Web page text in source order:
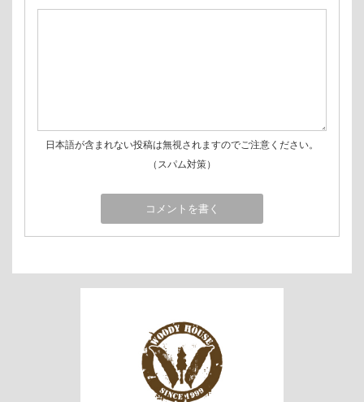
日本語が含まれない投稿は無視されますのでご注意ください。
（スパム対策）